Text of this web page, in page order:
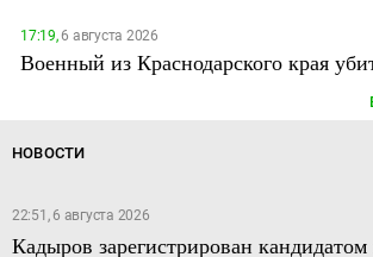
17:19,6 августа 2026
Военный из Краснодарского края
НОВОСТИ
22:51, 6 августа 2026
Кадыров зарегистрирован